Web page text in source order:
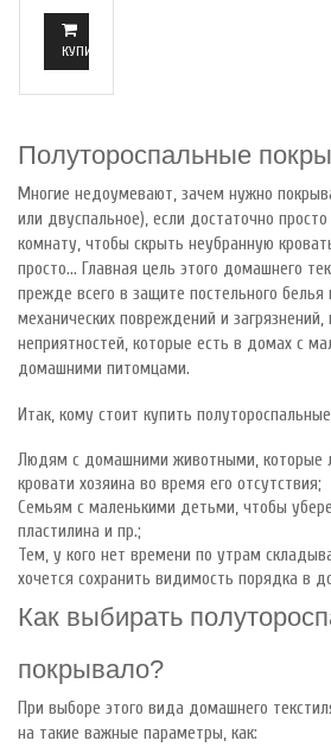
КУПИТЬ
Полутороспальные
Многие недоумевают, зачем нужно
или двуспальное), если достаточно
комнату, чтобы скрыть неубранную
просто… Главная цель этого домашнего
прежде всего в защите постельного белья
механических повреждений и
неприятностей, которые есть в домах с
домашними питомцами.
Итак, кому стоит купить
Людям с домашними животными, которые
кровати хозяина во время его отсутствия;
Семьям с маленькими детьми, чтобы
пластилина и пр.;
Тем, у кого нет времени по утрам
хочется сохранить видимость порядка в
Как выбирать
покрывало?
При выборе этого вида домашнего
на такие важные параметры, как: